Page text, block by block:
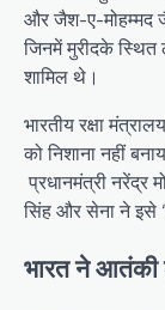
और जैश-ए-मोहम्मद
जिनमें मुरीदके
शामिल थे।
भारतीय रक्षा
को निशाना नहीं
प्रधानमंत्री नरेंद्र
सिंह और सेना ने इसे
भारत ने आतंकी